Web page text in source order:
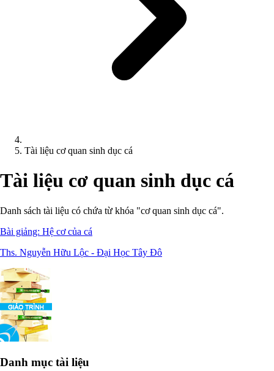
Tài liệu cơ quan sinh dục cá
Tài liệu cơ quan sinh dục cá
Danh sách tài liệu có chứa từ khóa "cơ quan sinh dục cá".
Bài giảng: Hệ cơ của cá
Ths. Nguyễn Hữu Lộc - Đại Học Tây Đô
Danh mục tài liệu